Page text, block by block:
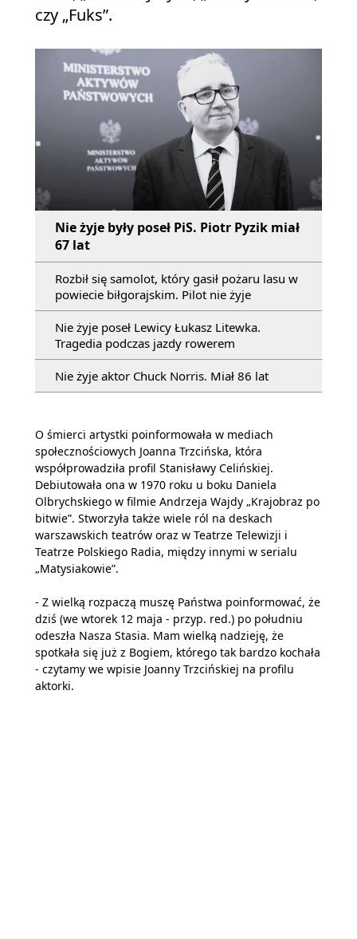
czy „Fuks”.
Nie żyje były poseł PiS. Piotr Pyzik miał
67 lat
Rozbił się samolot, który gasił pożaru lasu w
powiecie biłgorajskim. Pilot nie żyje
Nie żyje poseł Lewicy Łukasz Litewka.
Tragedia podczas jazdy rowerem
Nie żyje aktor Chuck Norris. Miał 86 lat
O śmierci artystki poinformowała w mediach
społecznościowych Joanna Trzcińska, która
współprowadziła profil Stanisławy Celińskiej.
Debiutowała ona w 1970 roku u boku Daniela
Olbrychskiego w filmie Andrzeja Wajdy „Krajobraz po
bitwie”. Stworzyła także wiele ról na deskach
warszawskich teatrów oraz w Teatrze Telewizji i
Teatrze Polskiego Radia, między innymi w serialu
„Matysiakowie”.
- Z wielką rozpaczą muszę Państwa poinformować, że
dziś (we wtorek 12 maja - przyp. red.) po południu
odeszła Nasza Stasia. Mam wielką nadzieję, że
spotkała się już z Bogiem, którego tak bardzo kochała
- czytamy we wpisie Joanny Trzcińskiej na profilu
aktorki.